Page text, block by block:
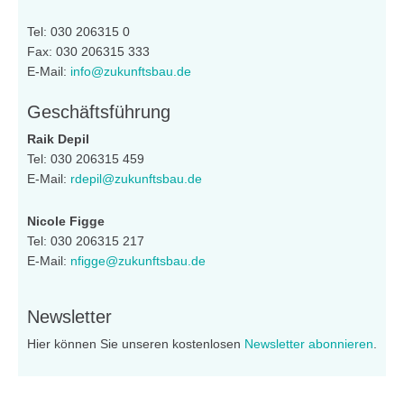
Tel: 030 206315 0
Fax: 030 206315 333
E-Mail: info@zukunftsbau.de
Geschäftsführung
Raik Depil
Tel: 030 206315 459
E-Mail: rdepil@zukunftsbau.de
Nicole Figge
Tel: 030 206315 217
E-Mail: nfigge@zukunftsbau.de
Newsletter
Hier können Sie unseren kostenlosen Newsletter abonnieren